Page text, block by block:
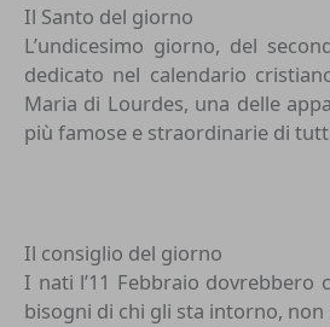
Il Santo del giorno
L’undicesimo giorno, del
dedicato nel calendario
Maria di Lourdes, una delle
più famose e straordinarie di
Il consiglio del giorno
I nati l’11 Febbraio dovrebbero
bisogni di chi gli sta intorno, non